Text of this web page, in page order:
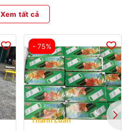
Xem tất cả
- 75%
Thành Luân